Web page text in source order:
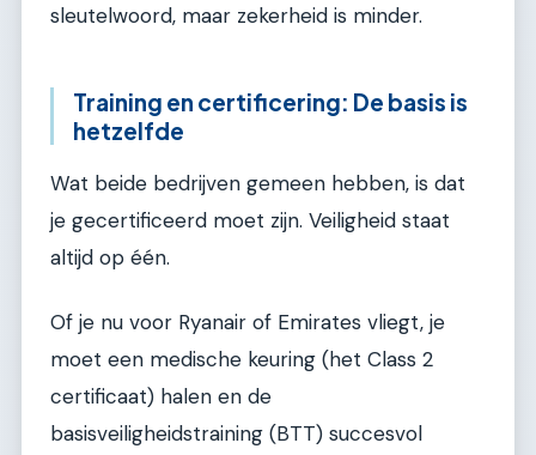
sleutelwoord, maar zekerheid is minder.
Training en certificering: De basis is
hetzelfde
Wat beide bedrijven gemeen hebben, is dat
je gecertificeerd moet zijn. Veiligheid staat
altijd op één.
Of je nu voor Ryanair of Emirates vliegt, je
moet een medische keuring (het Class 2
certificaat) halen en de
basisveiligheidstraining (BTT) succesvol